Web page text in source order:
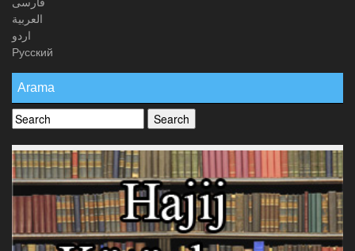
العربیة
اردو
Русский
Arama